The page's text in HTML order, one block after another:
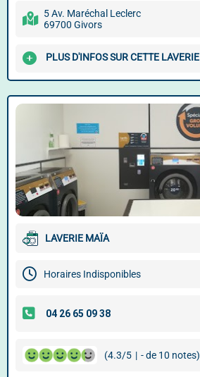
5 Av. Maréchal Leclerc
69700 Givors
PLUS D'INFOS SUR CETTE LAVERIE
LAVERIE MAÏA
Horaires Indisponibles
(4.3/5 | - de 10 notes)